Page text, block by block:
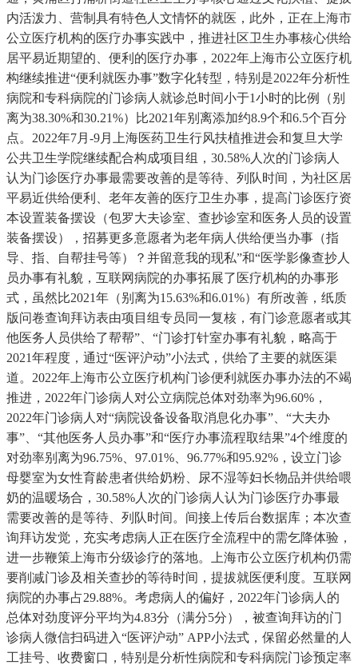
内活泼力、营制具有特色人文情怀的就医，此外，正在上海市
公立医疗机构的医疗办事实践中，推进社区卫生办事核心供给
居平易近期望的、便利的医疗办事，2022年上海市公立医疗机
构继续推进“便利就医办事”数字化转型，特别是2022年分析性
病院和专科病院的门诊病人就诊总时间小于1小时的比例（别
离为38.30%和30.21%）比2021年别离添加约8.9个和6.5个百分
点。2022年7月-9月上海医药卫生行风扶植推进会和复旦大学
公共卫生学院继续配合构成项目组，30.58%人次的门诊病人
认为门诊医疗办事最需要改善的是等待、列队时间，为社区居
平易近供给便利、老年友善的医疗卫生办事，提高门诊医疗资
本设置装备摆设（包罗大夫诊室、查抄诊室和医务人员的设置
装备摆设），招募更多意愿者为老年病人供给便当办事（指
导、指、自帮挂号等）？并留意我的现私”和“医学影像查抄人
员办事有礼貌，互联网病院的办事拓展了医疗机构的办事形
式，虽然比2021年（别离为15.63%和6.01%）有所改善，纸质
版问卷查询拜访表由项目组专员同一复核，有门诊意愿者或其
他医务人员供给了帮帮”、“门诊打针室办事有礼貌，略高于
2021年程度，通过“医评沪动”小法式，供给了主要的就医渠
道。2022年上海市公立医疗机构门诊便利就医办事办法的不竭
推进，2022年门诊病人对公立病院总体对劲率为96.60%，
2022年门诊病人对“病院设备设备取消息化办事”、“大夫办
事”、“其他医务人员办事”和“医疗办事流程取结果”4个维度的
对劲率别离为96.75%、97.01%、96.77%和95.92%，设立门诊
母婴室为女性育龄患者供给奶粉、尿不湿等妇长物品并供给喂
奶的温暖场合，30.58%人次的门诊病人认为门诊医疗办事最
需要改善的是等待、列队时间。间接上传后台数据库；本次查
询拜访发觉，充实考虑病人正在医疗全流程中的需乞降体验，
进一步鞭策上海市分级诊疗的落地。上海市公立医疗机构仍需
要削减门诊及相关查抄的等待时间，提拔就医便利度。互联网
病院的办事占29.88%。考虑病人的偏好，2022年门诊病人的
总体对劲度评分平均为4.83分（满分5分），被查询拜访的门
诊病人微信扫码进入“医评沪动” APP小法式，保留必然量的人
工挂号、收费窗口，特别是分析性病院和专科病院门诊预定率